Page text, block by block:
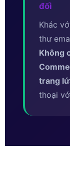
đối
Khác
thư
Không
trang
thoại